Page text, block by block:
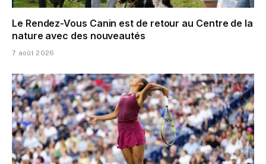
Le Rendez-Vous Canin est de retour au Centre de la
nature avec des nouveautés
7 août 2026